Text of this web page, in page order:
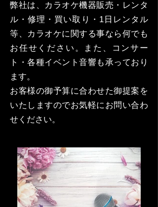
弊社は、カラオケ機器販売・レンタ
ル・修理・買い取り・1日レンタル
等、カラオケに関する事なら何でも
お任せください。また、コンサー
ト・各種イベント音響も承っており
ます。
お客様の御予算に合わせた御提案を
いたしますのでお気軽にお問い合わ
せください。